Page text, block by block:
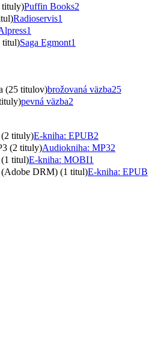
tituly)Puffin Books2
Radioservis1
1
titul)Saga Egmont1
(25 titulov)brožovaná väzba25
pevná väzba2
tituly)E-kniha: EPUB2
(2 tituly)Audiokniha: MP32
titul)E-kniha: MOBI1
DRM) (1 titul)E-kniha: EPUB